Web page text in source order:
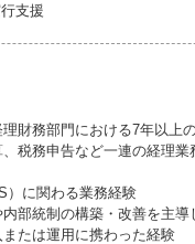
支援
財務部門における7年以上
、税務申告など一連の経理
）に関わる業務経験
部統制の構築・改善を主導
たは運用に携わった経験